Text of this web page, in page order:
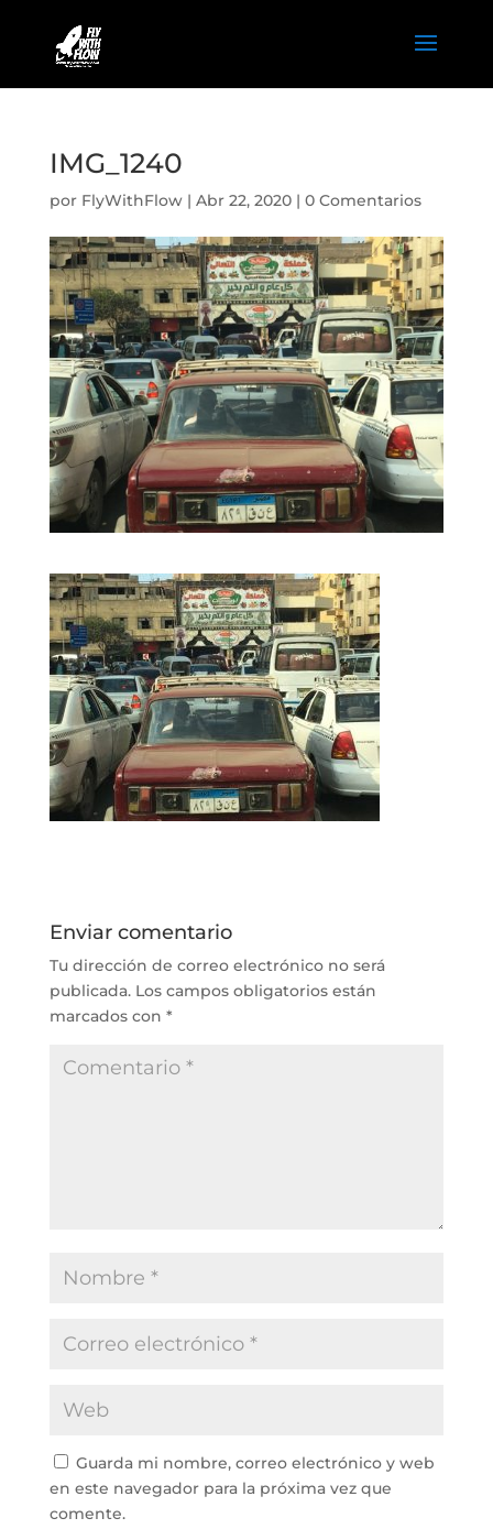
IMG_1240
por FlyWithFlow| Abr 22, 2020| 0 Comentarios
Enviar comentario
Tu dirección de correo electrónico no será
publicada. Los campos obligatorios están
marcados con *
Guarda mi nombre, correo electrónico y web
en este navegador para la próxima vez que
comente.